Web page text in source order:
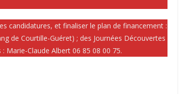
candidatures, et finaliser le plan de financement :
de Courtille-Guéret) ; des Journées Découvertes
Marie-Claude Albert 06 85 08 00 75.